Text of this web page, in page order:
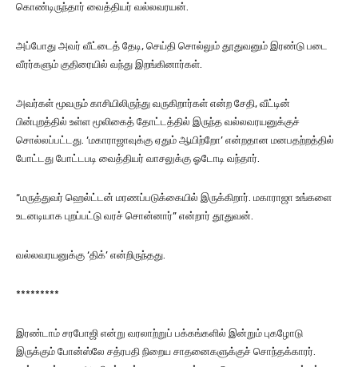
கொண்டிருந்தார் வைத்தியர் வல்லவரயன்.
அப்போது அவர் வீட்டைத் தேடி, செய்தி சொல்லும் தூதுவனும் இரண்டு படை
வீரர்களும் குதிரையில் வந்து இறங்கினார்கள்.
அவர்கள் மூவரும் காசியிலிருந்து வருகிறார்கள் என்ற சேதி, வீட்டின்
பின்புறத்தில் உள்ள மூலிகைத் தோட்டத்தில் இருந்த வல்லவரயனுக்குச்
சொல்லப்பட்டது. ‘மகாராஜாவுக்கு ஏதும் ஆயிற்றோ’ என்றதான மனபதற்றத்தில்
போட்டது போட்டபடி வைத்தியர் வாசலுக்கு ஓடோடி வந்தார்.
“மருத்துவர் ஹெல்ட்டன் மரணப்படுக்கையில் இருக்கிறார். மகாராஜா உங்களை
உடனடியாக புறப்பட்டு வரச் சொன்னார்” என்றார் தூதுவன்.
வல்லவரயனுக்கு ‘திக்’ என்றிருந்தது.
*********
இரண்டாம் சரபோஜி என்று வரலாற்றுப் பக்கங்களில் இன்றும் புகழோடு
இருக்கும் போன்ஸ்லே சத்ரபதி நிறைய சாதனைகளுக்குச் சொந்தக்காரர்.